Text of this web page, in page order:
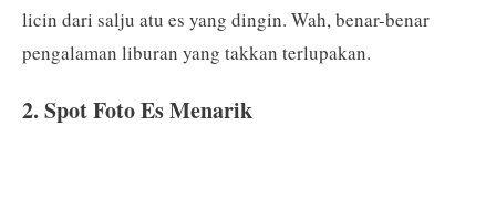
licin dari salju atu es yang dingin. Wah, benar-benar
pengalaman liburan yang takkan terlupakan.
2. Spot Foto Es Menarik